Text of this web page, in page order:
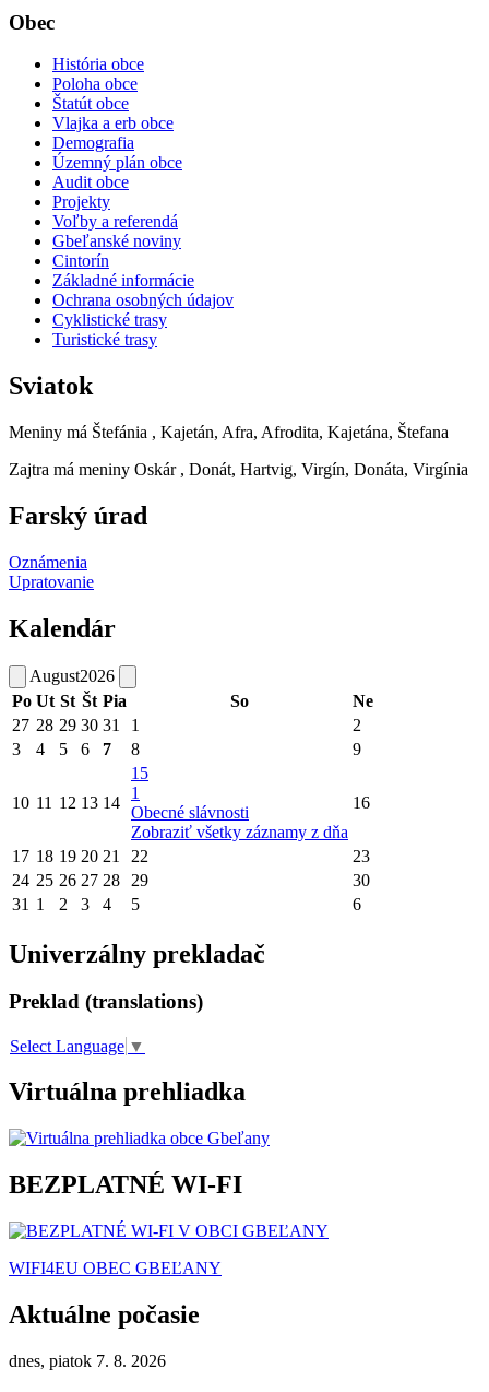
Obec
História obce
Poloha obce
Štatút obce
Vlajka a erb obce
Demografia
Územný plán obce
Audit obce
Projekty
Voľby a referendá
Gbeľanské noviny
Cintorín
Základné informácie
Ochrana osobných údajov
Cyklistické trasy
Turistické trasy
Sviatok
Meniny má Štefánia , Kajetán, Afra, Afrodita, Kajetána, Štefana
Zajtra má meniny Oskár , Donát, Hartvig, Virgín, Donáta, Virgínia
Farský úrad
Oznámenia
Upratovanie
Kalendár
August2026
Po Ut St Št Pia So
Ne
27 28 29 30 31 1
2
3
4 5 6 7 8 9
10 11 12 13 14
15
1
Obecné slávnosti
Zobraziť všetky záznamy z dňa
16
17 18 19 20 21 22
23
24 25 26 27 28 29
30
31 1 2 3 4 5 6
Univerzálny prekladač
Preklad (translations)
Select Language ▼
Virtuálna prehliadka
BEZPLATNÉ WI-FI
WIFI4EU OBEC GBEĽANY
Aktuálne počasie
dnes, piatok 7. 8. 2026